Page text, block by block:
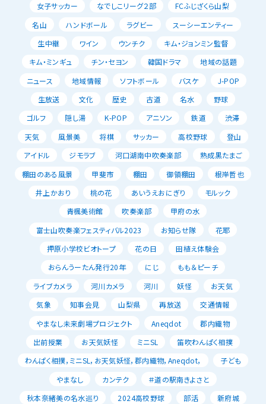
女子サッカー
なでしこリーグ２部
FCふじざくら山梨
名山
ハンドボール ラグビー
スーシーエンティー
生中継
ワイン ウンチク
キム・ジョンミン監督
キム・ミンギュ
チン・セヨン 韓国ドラマ
地域の話題
ニュース
地域情報 ソフトボール バスケ
J-POP
生放送
文化 歴史 古道 名水
野球
ゴルフ
隠し湯 K-POP アニソン 鉄道
渋滞
天気
風景美 将棋 サッカー 高校野球
登山
アイドル
ジモラブ 河口湖南中吹奏楽部
熟成黒たまご
棚田のある風景
甲斐市 棚田 御領棚田
根岸哲也
井上かおり
桃の花 あいうえおにぎり
モルック
青楓美術館
吹奏楽部
甲府の水
富士山吹奏楽フェスティバル2023
お知らせ隊
花耶
押原小学校ビオトープ
花の日
田植え体験会
おらんうーたん発行20年
にじ
もも＆ピーチ
ライブカメラ
河川カメラ 河川 妖怪
お天気
気象
知事会見 山梨県 再放送
交通情報
やまなし未来劇場プロジェクト
Aneqdot
郡内織物
出前授業
お天気妖怪 ミニSL
笛吹わんぱく相撲
わんぱく相撲，ミニSL，お天気妖怪，郡内織物，Aneqdot，
子ども
やまなし
カンテク
＃道の駅南きよさと
秋本奈緒美の名水巡り
2024高校野球 部活
新府城